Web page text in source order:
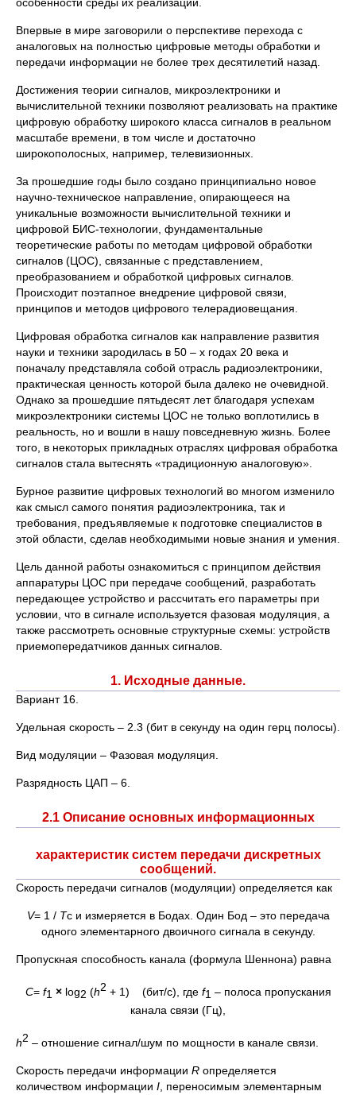
Впервые в мире заговорили о перспективе перехода с
аналоговых на полностью цифровые методы обработки и
передачи информации не более трех десятилетий назад.
Достижения теории сигналов, микроэлектроники и
вычислительной техники позволяют реализовать на практике
цифровую обработку широкого класса сигналов в реальном
масштабе времени, в том числе и достаточно
широкополосных, например, телевизионных.
За прошедшие годы было создано принципиально новое
научно-техническое направление, опирающееся на
уникальные возможности вычислительной техники и
цифровой БИС-технологии, фундаментальные
теоретические работы по методам цифровой обработки
сигналов (ЦОС), связанные с представлением,
преобразованием и обработкой цифровых сигналов.
Происходит поэтапное внедрение цифровой связи,
принципов и методов цифрового телерадиовещания.
Цифровая обработка сигналов как направление развития
науки и техники зародилась в 50 – х годах 20 века и
поначалу представляла собой отрасль радиоэлектроники,
практическая ценность которой была далеко не очевидной.
Однако за прошедшие пятьдесят лет благодаря успехам
микроэлектроники системы ЦОС не только воплотились в
реальность, но и вошли в нашу повседневную жизнь. Более
того, в некоторых прикладных отраслях цифровая обработка
сигналов стала вытеснять «традиционную аналоговую».
Бурное развитие цифровых технологий во многом изменило
как смысл самого понятия радиоэлектроника, так и
требования, предъявляемые к подготовке специалистов в
этой области, сделав необходимыми новые знания и умения.
Цель данной работы ознакомиться с принципом действия
аппаратуры ЦОС при передаче сообщений, разработать
передающее устройство и рассчитать его параметры при
условии, что в сигнале используется фазовая модуляция, а
также рассмотреть основные структурные схемы: устройств
приемопередатчиков данных сигналов.
1. Исходные данные.
Вариант 16.
Удельная скорость – 2.3 (бит в секунду на один герц полосы).
Вид модуляции – Фазовая модуляция.
Разрядность ЦАП – 6.
2.1 Описание основных информационных
характеристик систем передачи дискретных
сообщений.
Скорость передачи сигналов (модуляции) определяется как
V= 1 /Тс и измеряется в Бодах. Один Бод – это передача
одного элементарного двоичного сигнала в секунду.
Пропускная способность канала (формула Шеннона) равна
C= f1 ×log2 (h2 + 1) (бит/с), где f1 – полоса пропускания
канала связи (Гц),
h2 – отношение сигнал/шум по мощности в канале связи.
Скорость передачи информации R определяется
количеством информации I , переносимым элементарным